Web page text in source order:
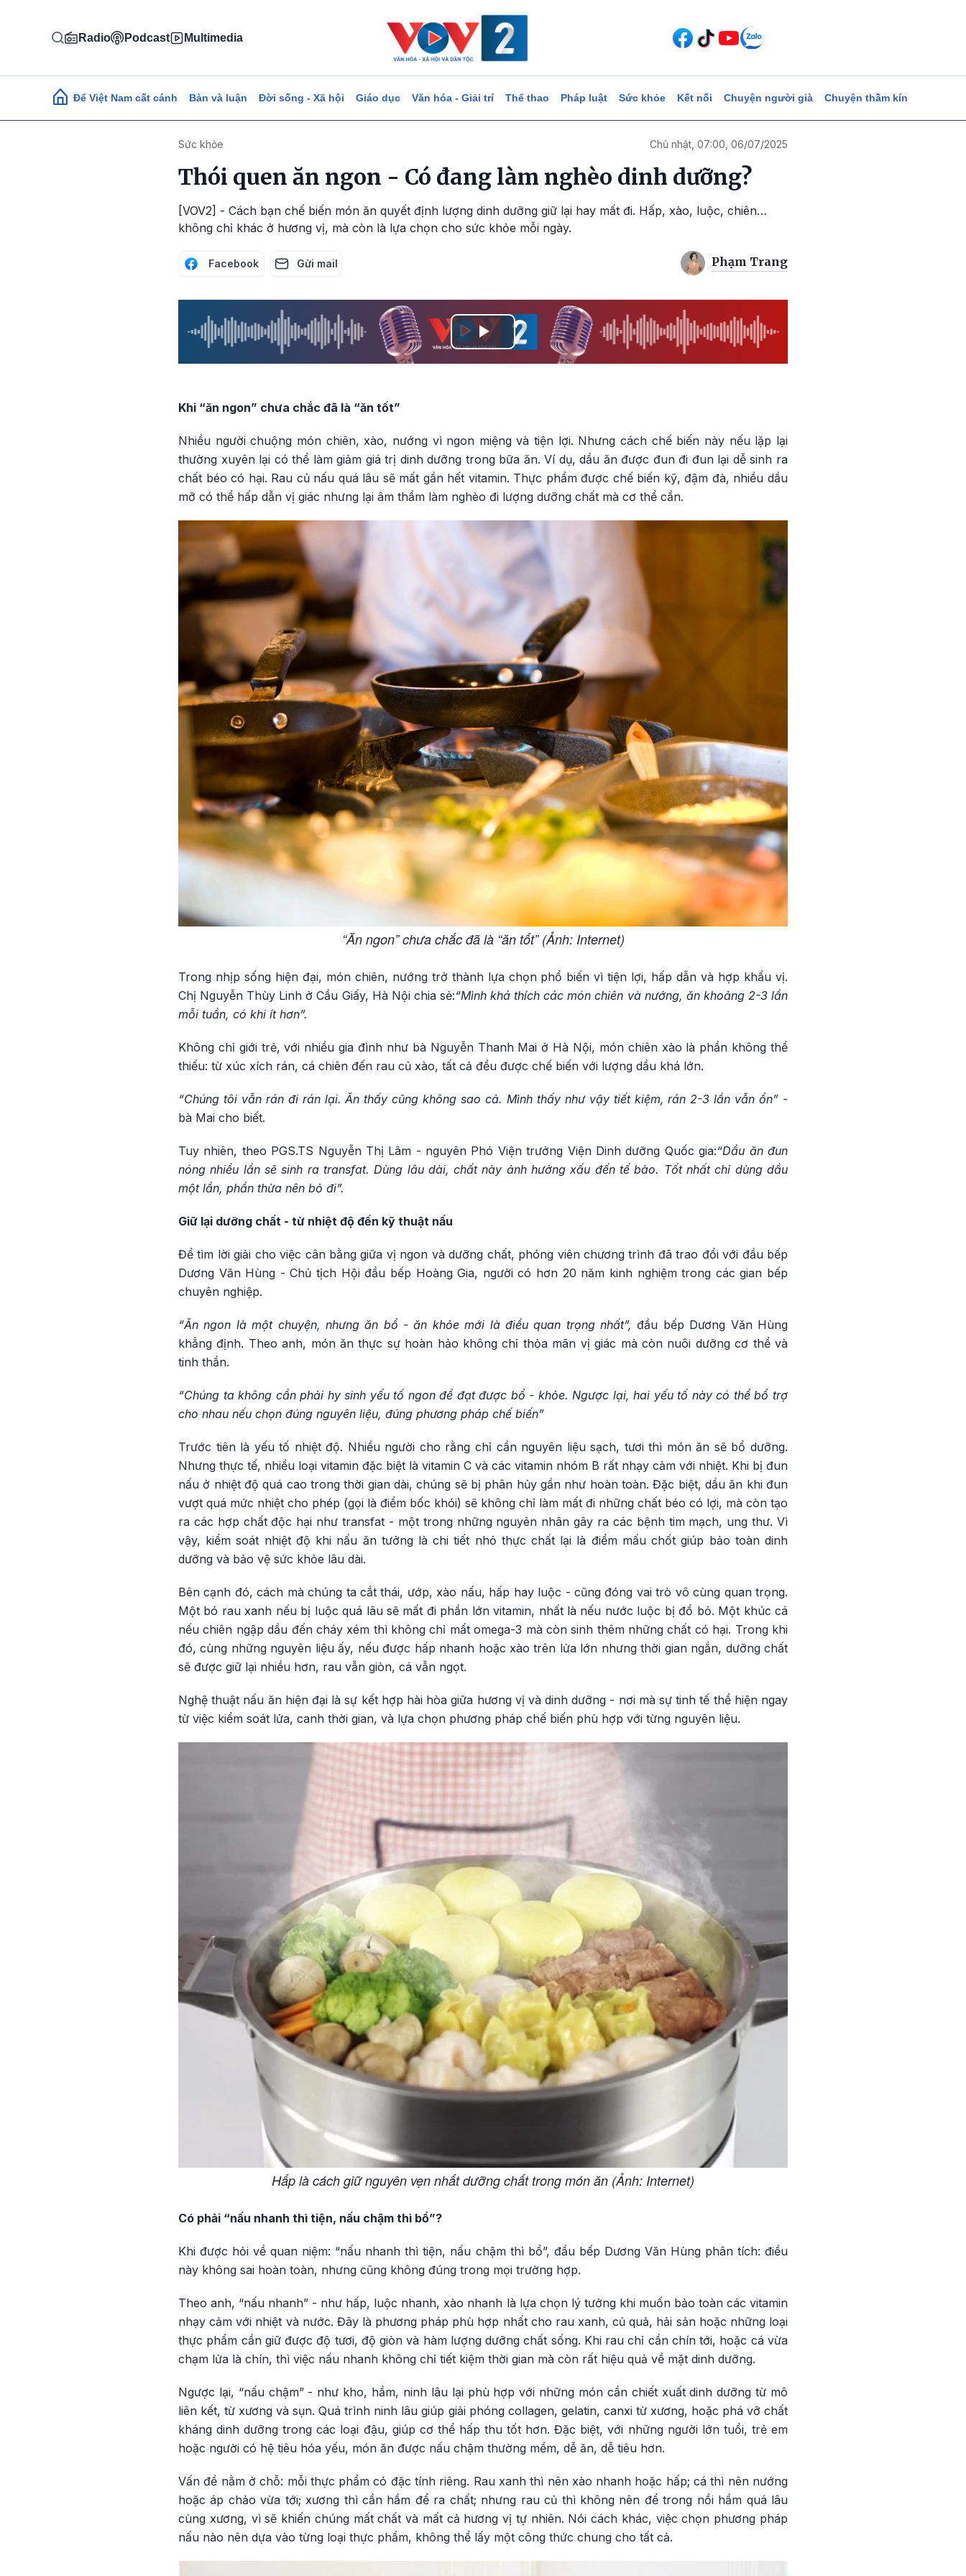
Radio Podcast Multimedia
Main navigation
Để Việt Nam cất cánh Bàn và luận Đời sống - Xã hội Giáo dục Văn hóa - Giải trí Thể thao Pháp luật Sức khỏe Kết nối Chuyện người già Chuyện thầm kín
Sức khỏe Chủ nhật, 07:00, 06/07/2025
Thói quen ăn ngon - Có đang làm nghèo dinh dưỡng?
[VOV2] - Cách bạn chế biến món ăn quyết định lượng dinh dưỡng giữ lại hay mất đi. Hấp, xào, luộc, chiên…
không chỉ khác ở hương vị, mà còn là lựa chọn cho sức khỏe mỗi ngày.
Facebook Gửi mail Phạm Trang
Play
Khi “ăn ngon” chưa chắc đã là “ăn tốt”
Nhiều người chuộng món chiên, xào, nướng vì ngon miệng và tiện lợi. Nhưng cách chế biến này nếu lặp lại
thường xuyên lại có thể làm giảm giá trị dinh dưỡng trong bữa ăn. Ví dụ, dầu ăn được đun đi đun lại dễ sinh ra
chất béo có hại. Rau củ nấu quá lâu sẽ mất gần hết vitamin. Thực phẩm được chế biến kỹ, đậm đà, nhiều dầu
mỡ có thể hấp dẫn vị giác nhưng lại âm thầm làm nghèo đi lượng dưỡng chất mà cơ thể cần.
“Ăn ngon” chưa chắc đã là “ăn tốt” (Ảnh: Internet)
Trong nhịp sống hiện đại, món chiên, nướng trở thành lựa chọn phổ biến vì tiện lợi, hấp dẫn và hợp khẩu vị.
Chị Nguyễn Thùy Linh ở Cầu Giấy, Hà Nội chia sẻ:“Mình khá thích các món chiên và nướng, ăn khoảng 2-3 lần
mỗi tuần, có khi ít hơn”.
Không chỉ giới trẻ, với nhiều gia đình như bà Nguyễn Thanh Mai ở Hà Nội, món chiên xào là phần không thể
thiếu: từ xúc xích rán, cá chiên đến rau củ xào, tất cả đều được chế biến với lượng dầu khá lớn.
“Chúng tôi vẫn rán đi rán lại. Ăn thấy cũng không sao cả. Mình thấy như vậy tiết kiệm, rán 2-3 lần vẫn ổn” -
bà Mai cho biết.
Tuy nhiên, theo PGS.TS Nguyễn Thị Lâm - nguyên Phó Viện trưởng Viện Dinh dưỡng Quốc gia:“Dầu ăn đun
nóng nhiều lần sẽ sinh ra transfat. Dùng lâu dài, chất này ảnh hưởng xấu đến tế bào. Tốt nhất chỉ dùng dầu
một lần, phần thừa nên bỏ đi”.
Giữ lại dưỡng chất - từ nhiệt độ đến kỹ thuật nấu
Để tìm lời giải cho việc cân bằng giữa vị ngon và dưỡng chất, phóng viên chương trình đã trao đổi với đầu bếp
Dương Văn Hùng - Chủ tịch Hội đầu bếp Hoàng Gia, người có hơn 20 năm kinh nghiệm trong các gian bếp
chuyên nghiệp.
“Ăn ngon là một chuyện, nhưng ăn bổ - ăn khỏe mới là điều quan trọng nhất”, đầu bếp Dương Văn Hùng
khẳng định. Theo anh, món ăn thực sự hoàn hảo không chỉ thỏa mãn vị giác mà còn nuôi dưỡng cơ thể và
tinh thần.
“Chúng ta không cần phải hy sinh yếu tố ngon để đạt được bổ - khỏe. Ngược lại, hai yếu tố này có thể bổ trợ
cho nhau nếu chọn đúng nguyên liệu, đúng phương pháp chế biến”
Trước tiên là yếu tố nhiệt độ. Nhiều người cho rằng chỉ cần nguyên liệu sạch, tươi thì món ăn sẽ bổ dưỡng.
Nhưng thực tế, nhiều loại vitamin đặc biệt là vitamin C và các vitamin nhóm B rất nhạy cảm với nhiệt. Khi bị đun
nấu ở nhiệt độ quá cao trong thời gian dài, chúng sẽ bị phân hủy gần như hoàn toàn. Đặc biệt, dầu ăn khi đun
vượt quá mức nhiệt cho phép (gọi là điểm bốc khói) sẽ không chỉ làm mất đi những chất béo có lợi, mà còn tạo
ra các hợp chất độc hại như transfat - một trong những nguyên nhân gây ra các bệnh tim mạch, ung thư. Vì
vậy, kiểm soát nhiệt độ khi nấu ăn tưởng là chi tiết nhỏ thực chất lại là điểm mấu chốt giúp bảo toàn dinh
dưỡng và bảo vệ sức khỏe lâu dài.
Bên cạnh đó, cách mà chúng ta cắt thái, ướp, xào nấu, hấp hay luộc - cũng đóng vai trò vô cùng quan trọng.
Một bó rau xanh nếu bị luộc quá lâu sẽ mất đi phần lớn vitamin, nhất là nếu nước luộc bị đổ bỏ. Một khúc cá
nếu chiên ngập dầu đến cháy xém thì không chỉ mất omega-3 mà còn sinh thêm những chất có hại. Trong khi
đó, cùng những nguyên liệu ấy, nếu được hấp nhanh hoặc xào trên lửa lớn nhưng thời gian ngắn, dưỡng chất
sẽ được giữ lại nhiều hơn, rau vẫn giòn, cá vẫn ngọt.
Nghệ thuật nấu ăn hiện đại là sự kết hợp hài hòa giữa hương vị và dinh dưỡng - nơi mà sự tinh tế thể hiện ngay
từ việc kiểm soát lửa, canh thời gian, và lựa chọn phương pháp chế biến phù hợp với từng nguyên liệu.
Hấp là cách giữ nguyên vẹn nhất dưỡng chất trong món ăn (Ảnh: Internet)
Có phải “nấu nhanh thì tiện, nấu chậm thì bổ”?
Khi được hỏi về quan niệm: “nấu nhanh thì tiện, nấu chậm thì bổ”, đầu bếp Dương Văn Hùng phân tích: điều
này không sai hoàn toàn, nhưng cũng không đúng trong mọi trường hợp.
Theo anh, “nấu nhanh” - như hấp, luộc nhanh, xào nhanh là lựa chọn lý tưởng khi muốn bảo toàn các vitamin
nhạy cảm với nhiệt và nước. Đây là phương pháp phù hợp nhất cho rau xanh, củ quả, hải sản hoặc những loại
thực phẩm cần giữ được độ tươi, độ giòn và hàm lượng dưỡng chất sống. Khi rau chỉ cần chín tới, hoặc cá vừa
chạm lửa là chín, thì việc nấu nhanh không chỉ tiết kiệm thời gian mà còn rất hiệu quả về mặt dinh dưỡng.
Ngược lại, “nấu chậm” - như kho, hầm, ninh lâu lại phù hợp với những món cần chiết xuất dinh dưỡng từ mô
liên kết, từ xương và sụn. Quá trình ninh lâu giúp giải phóng collagen, gelatin, canxi từ xương, hoặc phá vỡ chất
kháng dinh dưỡng trong các loại đậu, giúp cơ thể hấp thu tốt hơn. Đặc biệt, với những người lớn tuổi, trẻ em
hoặc người có hệ tiêu hóa yếu, món ăn được nấu chậm thường mềm, dễ ăn, dễ tiêu hơn.
Vấn đề nằm ở chỗ: mỗi thực phẩm có đặc tính riêng. Rau xanh thì nên xào nhanh hoặc hấp; cá thì nên nướng
hoặc áp chảo vừa tới; xương thì cần hầm để ra chất; nhưng rau củ thì không nên để trong nồi hầm quá lâu
cùng xương, vì sẽ khiến chúng mất chất và mất cả hương vị tự nhiên. Nói cách khác, việc chọn phương pháp
nấu nào nên dựa vào từng loại thực phẩm, không thể lấy một công thức chung cho tất cả.